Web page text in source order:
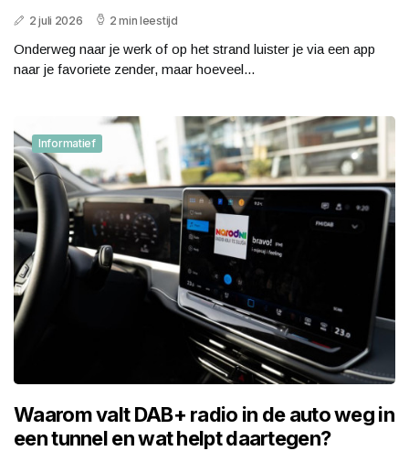
2 juli 2026 2 min leestijd
Onderweg naar je werk of op het strand luister je via een app
naar je favoriete zender, maar hoeveel...
Informatief
Waarom valt DAB+ radio in de auto weg in
een tunnel en wat helpt daartegen?